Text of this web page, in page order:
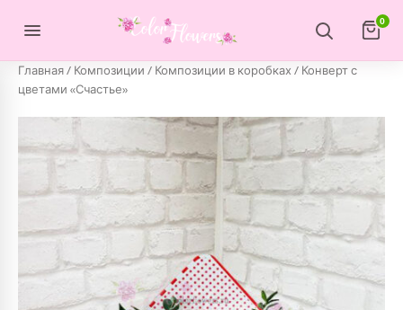
0
Главная/ Композиции / Композиции в коробках / Конверт с
цветами «Счастье»